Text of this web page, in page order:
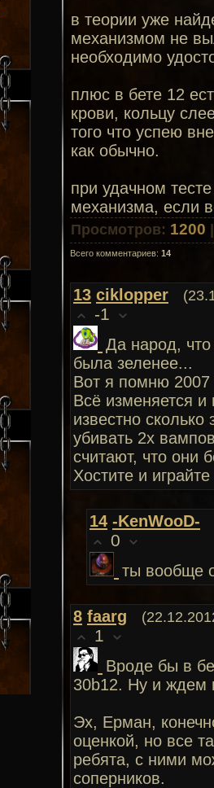
в теории уже
механизмом не
необходимо
плюс в бете 12
крови, кольцу
того что успею
как обычно.
при удачном
механизма, если
Просмотров: 1200
Всего комментариев: 14
13 ciklopper
-1
Да народ, что
была зеленее...
Вот я помню 2007
Всё изменяется и
известно
убивать 2х
считают, что они
Хостите и
14 -KenWooD-
0
ты вообще
8 faarg
1
Вроде бы в
30b12. Ну и ждем
Эх, Ерман,
оценкой, но все
ребята, с ними
соперников.